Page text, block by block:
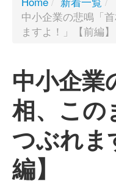
お問い合わせ
中小企業の悲鳴「
ますよ！」【前編】
中小企業
相、この
つぶれま
編】